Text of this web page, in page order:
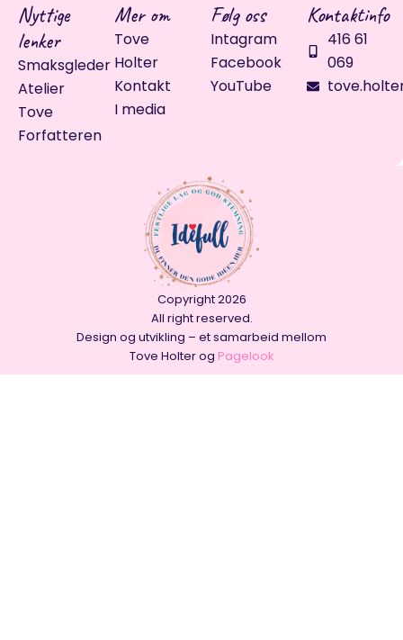
Copyright 2026
All right reserved.
Design og utvikling – et samarbeid mellom
Tove Holter og Pagelook
Nyttige
lenker
Smaksgleder
Atelier
Tove
Forfatteren
Mer om
Tove
Holter
Kontakt
I media
Følg oss
Intagram
Facebook
YouTube
Kontaktinfo
416 61
069